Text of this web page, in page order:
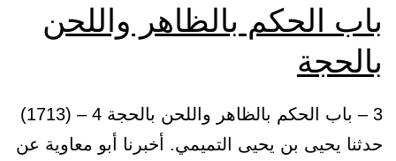
باب الحكم بالظاهر واللحن
بالحجة
3 – باب الحكم بالظاهر واللحن بالحجة 4 – (1713)
حدثنا يحيى بن يحيى التميمي. أخبرنا أبو معاوية عن